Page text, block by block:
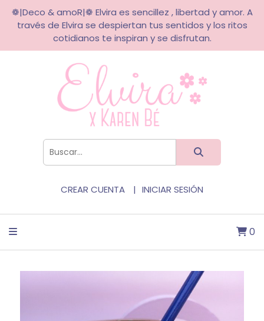
❁|Deco & amoR|❁ Elvira es sencillez , libertad y amor. A
través de Elvira se despiertan tus sentidos y los ritos
cotidianos te inspiran y se disfrutan.
CREAR CUENTA INICIAR SESIÓN
0